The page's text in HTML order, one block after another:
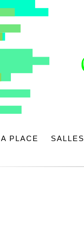
PLACE SALLES